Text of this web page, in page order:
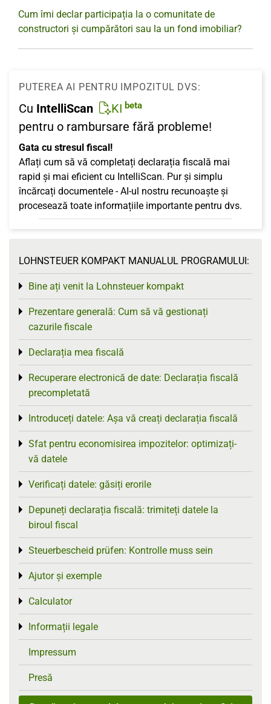
Cum îmi declar participația la o comunitate de
constructori și cumpărători sau la un fond imobiliar?
PUTEREA AI PENTRU IMPOZITUL DVS:
Cu IntelliScan KI beta
pentru o rambursare fără probleme!
Gata cu stresul fiscal!
Aflați cum să vă completați declarația fiscală mai
rapid și mai eficient cu IntelliScan. Pur și simplu
încărcați documentele - AI-ul nostru recunoaște și
procesează toate informațiile importante pentru dvs.
LOHNSTEUER KOMPAKT MANUALUL PROGRAMULUI:
Bine ați venit la Lohnsteuer kompakt
Toggle menu
Prezentare generală: Cum să vă gestionați
cazurile fiscale
Toggle menu
Declarația mea fiscală
Toggle menu
Recuperare electronică de date: Declarația fiscală
precompletată
Toggle menu
Introduceți datele: Așa vă creați declarația fiscală
Toggle menu
Sfat pentru economisirea impozitelor: optimizați-
vă datele
Toggle menu
Verificați datele: găsiți erorile
Toggle menu
Depuneți declarația fiscală: trimiteți datele la
biroul fiscal
Toggle menu
Steuerbescheid prüfen: Kontrolle muss sein
Toggle menu
Ajutor și exemple
Toggle menu
Calculator
Toggle menu
Informații legale
Toggle menu
Impressum
Presă